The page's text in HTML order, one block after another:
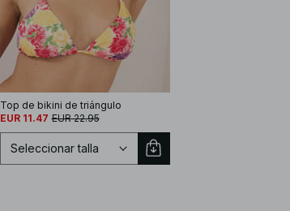
Top de bikini de triángulo
EUR 11.47 EUR 22.95
Seleccionar talla